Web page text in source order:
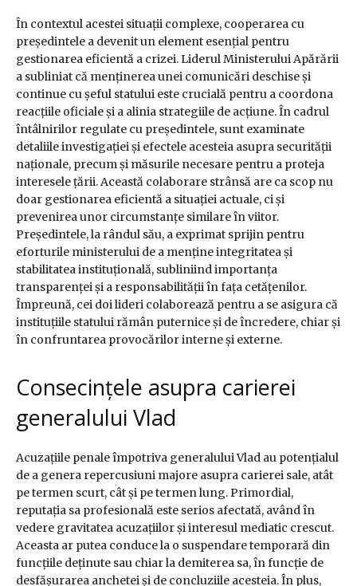
În contextul acestei situații complexe, cooperarea cu
președintele a devenit un element esențial pentru
gestionarea eficientă a crizei. Liderul Ministerului Apărării
a subliniat că menținerea unei comunicări deschise și
continue cu șeful statului este crucială pentru a coordona
reacțiile oficiale și a alinia strategiile de acțiune. În cadrul
întâlnirilor regulate cu președintele, sunt examinate
detaliile investigației și efectele acesteia asupra securității
naționale, precum și măsurile necesare pentru a proteja
interesele țării. Această colaborare strânsă are ca scop nu
doar gestionarea eficientă a situației actuale, ci și
prevenirea unor circumstanțe similare în viitor.
Președintele, la rândul său, a exprimat sprijin pentru
eforturile ministerului de a menține integritatea și
stabilitatea instituțională, subliniind importanța
transparenței și a responsabilității în fața cetățenilor.
Împreună, cei doi lideri colaborează pentru a se asigura că
instituțiile statului rămân puternice și de încredere, chiar și
în confruntarea provocărilor interne și externe.
Consecințele asupra carierei
generalului Vlad
Acuzațiile penale împotriva generalului Vlad au potențialul
de a genera repercusiuni majore asupra carierei sale, atât
pe termen scurt, cât și pe termen lung. Primordial,
reputația sa profesională este serios afectată, având în
vedere gravitatea acuzațiilor și interesul mediatic crescut.
Aceasta ar putea conduce la o suspendare temporară din
funcțiile deținute sau chiar la demiterea sa, în funcție de
desfășurarea anchetei și de concluziile acesteia. În plus,